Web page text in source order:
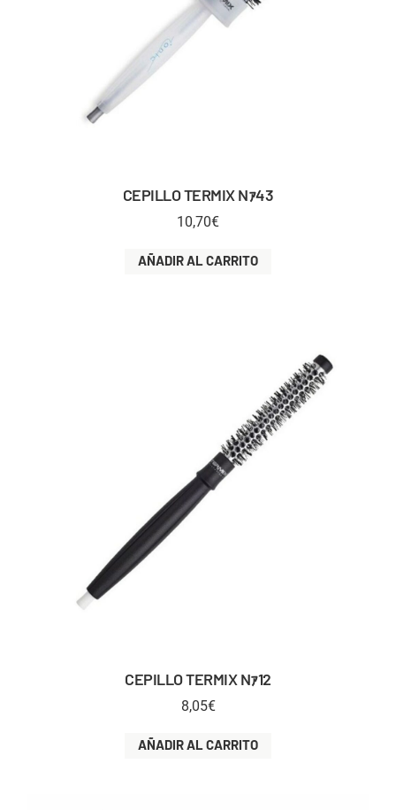
CEPILLO TERMIX Nｧ43
10,70€
AÑADIR AL CARRITO
CEPILLO TERMIX Nｧ12
8,05€
AÑADIR AL CARRITO